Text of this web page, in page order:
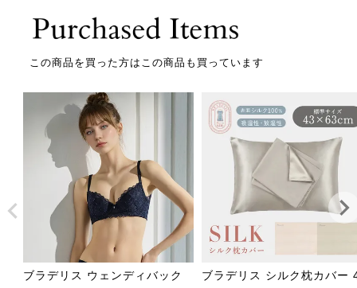
この商品を買った方はこの商品も買っています
ブラデリス ウェンディバック
ブラデリス シルク枕カバー